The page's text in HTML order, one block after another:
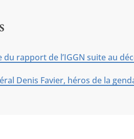
du rapport de l’IGGN suite au
Denis Favier, héros de la